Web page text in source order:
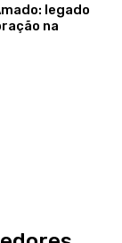
legado
na